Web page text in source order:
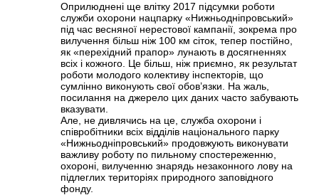
Оприлюднені ще влітку 2017 підсумки роботи
служби охорони нацпарку «Нижньодніпровський»
під час весняної нерестової кампанії, зокрема про
вилучення більш ніж 100 км сіток, тепер постійно,
як «перехідний прапор» лунають в досягненнях
всіх і кожного. Це більш, ніж приємно, як результат
роботи молодого колективу інспекторів, що
сумлінно виконують свої обов’язки. На жаль,
посилання на джерело цих даних часто забувають
вказувати.
Але, не дивлячись на це, служба охорони і
співробітники всіх відділів національного парку
«Нижньодніпровський» продовжують виконувати
важливу роботу по пильному спостереженню,
охороні, вилученню знарядь незаконного лову на
підлеглих територіях природного заповідного
фонду.